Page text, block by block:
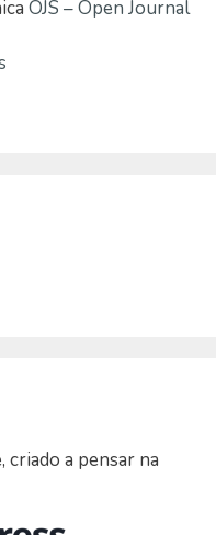
OJS – Open Journal
a pensar na